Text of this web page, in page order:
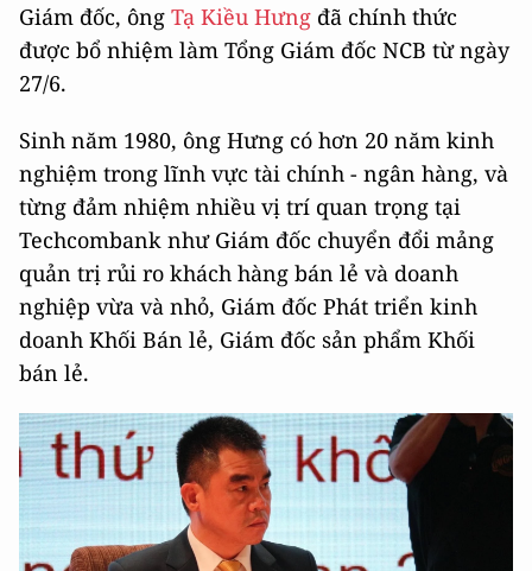
Giám đốc, ông Tạ Kiều Hưng đã chính thức
được bổ nhiệm làm Tổng Giám đốc NCB từ ngày
27/6.
Sinh năm 1980, ông Hưng có hơn 20 năm kinh
nghiệm trong lĩnh vực tài chính - ngân hàng, và
từng đảm nhiệm nhiều vị trí quan trọng tại
Techcombank như Giám đốc chuyển đổi mảng
quản trị rủi ro khách hàng bán lẻ và doanh
nghiệp vừa và nhỏ, Giám đốc Phát triển kinh
doanh Khối Bán lẻ, Giám đốc sản phẩm Khối
bán lẻ.